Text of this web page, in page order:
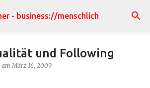
zum Hauptbereich
- business://menschlich
und Following
amMärz 16, 2009